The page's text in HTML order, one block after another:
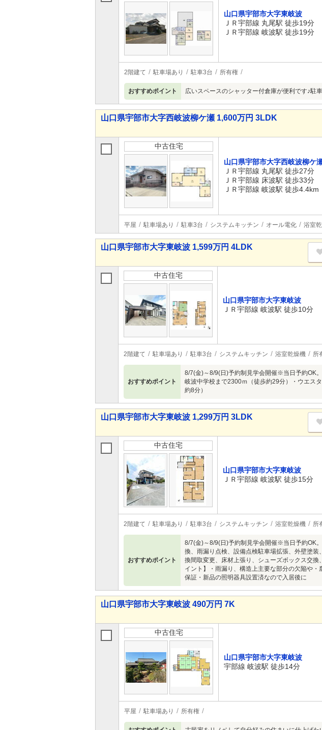
山口県宇部市大字東岐波
ＪＲ宇部線 丸尾駅 徒歩19分
ＪＲ宇部線 岐波駅 徒歩19分
2階建て 駐車場あり 駐車3台 所有権
おすすめポイント 広いスペースのシャッター付倉庫が便利です♪駐
山口県宇部市大字西岐波柳ケ瀬 1,600万円 3LDK
中古住宅
山口県宇部市大字西岐波柳ケ
ＪＲ宇部線 丸尾駅 徒歩27分
ＪＲ宇部線 床波駅 徒歩33分
ＪＲ宇部線 岐波駅 徒歩4.4km
平屋 駐車場あり 駐車3台 システムキッチン オール電化 浴室
山口県宇部市大字東岐波 1,599万円 4LDK
中古住宅
山口県宇部市大字東岐波
ＪＲ宇部線 岐波駅 徒歩10分
2階建て 駐車場あり 駐車3台 システムキッチン 浴室乾燥機 所
おすすめポイント
8/7(金)～8/9(日)予約制見学会開催※当日予約OK
岐波中学校まで2300ｍ（徒歩約29分）・ウエス
約8分）
山口県宇部市大字東岐波 1,299万円 3LDK
中古住宅
山口県宇部市大字東岐波
ＪＲ宇部線 岐波駅 徒歩15分
2階建て 駐車場あり 駐車3台 システムキッチン 浴室乾燥機 所
おすすめポイント
8/7(金)～8/9(日)予約制見学会開催※当日予約OK
換、雨漏り点検、設備点検駐車場拡張、外壁塗
換間取変更、床材上張り、シューズボックス交
イント】・雨漏り、構造上主要な部分の欠陥や
保証・新品の照明器具設置済なので入居後に
山口県宇部市大字東岐波 490万円 7K
中古住宅
山口県宇部市大字東岐波
宇部線 岐波駅 徒歩14分
平屋 駐車場あり 所有権